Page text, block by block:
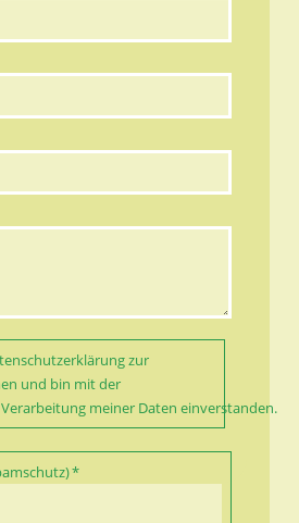
zur
und bin mit der
meiner Daten einverstanden.
*